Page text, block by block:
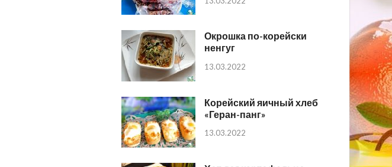
Окрошка по-корейски
ненгуг
13.03.2022
Корейский яичный хлеб
«Геран-панг»
13.03.2022